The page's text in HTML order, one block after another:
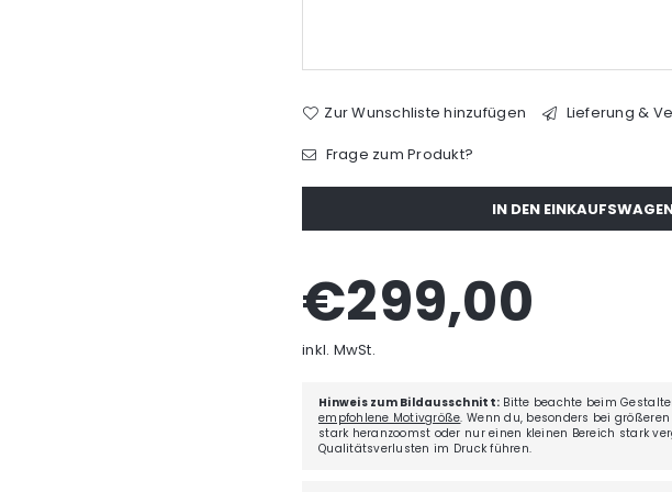
Zur Wunschliste hinzufügen
Lieferung &
Frage zum Produkt?
IN DEN
Normaler
€299,00
inkl. MwSt.
Hinweis zum Bildausschnitt: Bitte beachte beim
empfohlene Motivgröße. Wenn du, besonders bei
stark heranzoomst oder nur einen kleinen Bereich stark
Qualitätsverlusten im Druck führen.